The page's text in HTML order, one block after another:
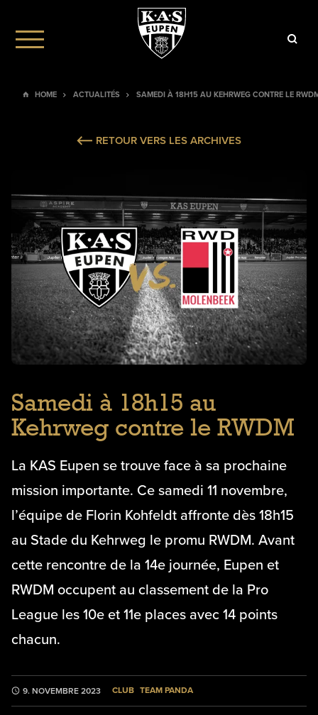
HOME ACTUALITÉS SAMEDI À 18H15 AU KEHRWEG CONTRE LE
RETOUR VERS LES ARCHIVES
Samedi à 18h15 au
Kehrweg contre le RWDM
La KAS Eupen se trouve face à sa prochaine
mission importante. Ce samedi 11 novembre,
l’équipe de Florin Kohfeldt affronte dès 18h15
au Stade du Kehrweg le promu RWDM. Avant
cette rencontre de la 14e journée, Eupen et
RWDM occupent au classement de la Pro
League les 10e et 11e places avec 14 points
chacun.
9. NOVEMBRE 2023 CLUB TEAM PANDA